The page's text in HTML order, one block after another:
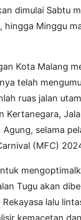
dimulai Sabtu
hingga Minggu
Kota Malang
telah
ruas jalan
Kertanegara,
selama
(MFC)
Tugu akan
lalu
kemacetan